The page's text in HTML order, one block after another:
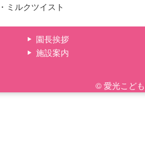
・ミルクツイスト
園長挨拶
施設案内
© 愛光こど